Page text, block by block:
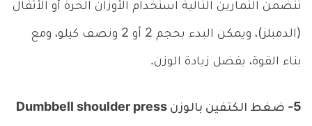
تتضمن التمارين التالية استخدام الأوزان الحرة أو الأثقال
(الدمبلز)، ويمكن البدء بحجم 2 أو 2 ونصف كيلو، ومع
بناء القوة، يفضل زيادة الوزن.
5- ضغط الكتفين بالوزن Dumbbell shoulder press